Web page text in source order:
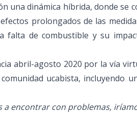
una dinámica híbrida, donde se
prolongados de las
falta de combustible y su
abril-agosto 2020 por la vía
ucabista, incluyendo
a encontrar con problemas,